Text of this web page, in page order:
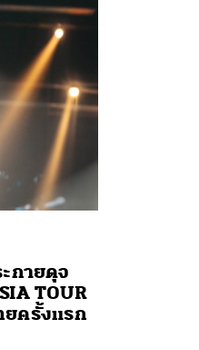
กายดุจ
TOUR
ยครั้งแรก